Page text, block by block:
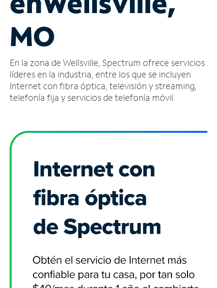
cuenta
Encuentra
tienda
MO
En la zona de Wellsville, Spectrum ofrece servicios
líderes en la industria, entre los que se incluyen
Internet con fibra óptica, televisión y streaming,
telefonía fija y servicios de telefonía móvil.